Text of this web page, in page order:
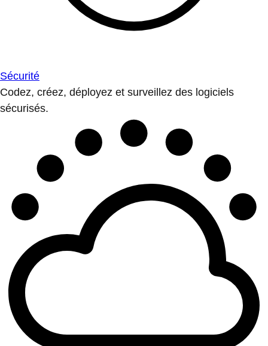
Sécurité
Codez, créez, déployez et surveillez des logiciels
sécurisés.